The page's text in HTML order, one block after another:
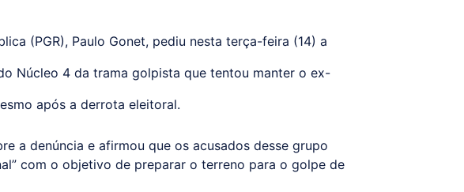
(PGR), Paulo Gonet, pediu nesta terça-feira (14) a
Núcleo 4 da trama golpista que tentou manter o ex-
após a derrota eleitoral.
a denúncia e afirmou que os acusados desse grupo
com o objetivo de preparar o terreno para o golpe de